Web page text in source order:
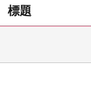
標題